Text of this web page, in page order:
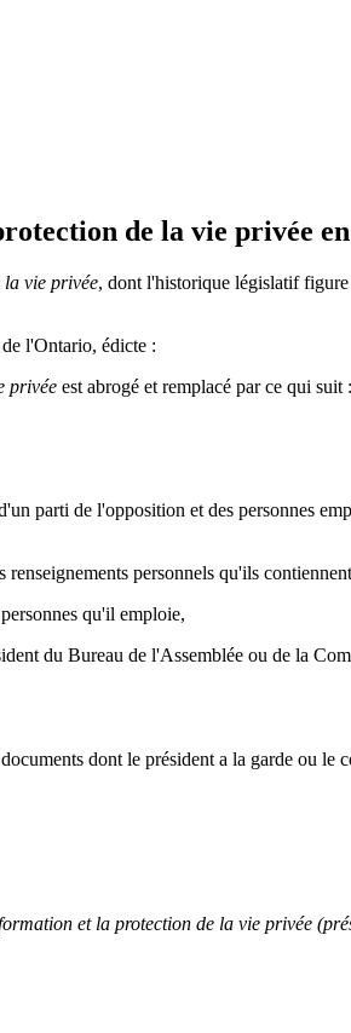
de la vie privée
vie privée, dont l'historique législatif
l'Ontario, édicte :
privée est abrogé et remplacé par ce qui suit :
parti de l'opposition et des personnes
personnels qu'ils
qu'il emploie,
du Bureau de l'Assemblée ou de la
dont le président a la garde ou le
et la protection de la vie privée